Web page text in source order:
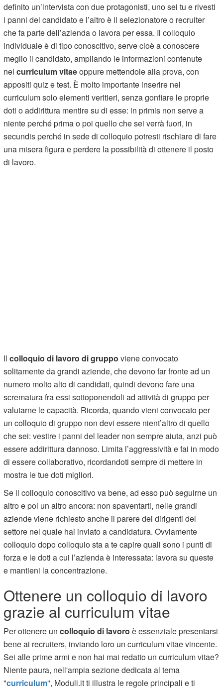
definito un’intervista con due protagonisti, uno sei tu e rivesti
i panni del candidato e l’altro è il selezionatore o recruiter
che fa parte dell’azienda o lavora per essa. Il colloquio
individuale è di tipo conoscitivo, serve cioè a conoscere
meglio il candidato, ampliando le informazioni contenute
nelcurriculum vitaeoppure mettendole alla prova, con
appositi quiz e test. È molto importante inserire nel
curriculum solo elementi veritieri, senza gonfiare le proprie
doti o addirittura mentire su di esse: in primis non serve a
niente perché prima o poi quello che sei verrà fuori, in
secundis perché in sede di colloquio potresti rischiare di fare
una misera figura e perdere la possibilità di ottenere il posto
di lavoro.
Ilcolloquio di lavoro di gruppo viene convocato
solitamente da grandi aziende, che devono far fronte ad un
numero molto alto di candidati, quindi devono fare una
scrematura fra essi sottoponendoli ad attività di gruppo per
valutarne le capacità. Ricorda, quando vieni convocato per
un colloquio di gruppo non devi essere nient’altro di quello
che sei: vestire i panni del leader non sempre aiuta, anzi può
essere addirittura dannoso. Limita l’aggressività e fai in modo
di essere collaborativo, ricordandoti sempre di mettere in
mostra le tue doti migliori.
Se il colloquio conoscitivo va bene, ad esso può seguirne un
altro e poi un altro ancora: non spaventarti, nelle grandi
aziende viene richiesto anche il parere dei dirigenti del
settore nel quale hai inviato a candidatura. Ovviamente
colloquio dopo colloquio sta a te capire quali sono i punti di
forza e le doti a cui l’azienda è interessata: lavora su queste
e mantieni la concentrazione.
Ottenere un colloquio di lavoro
grazie al curriculum vitae
Per ottenere uncolloquio di lavoro è essenziale presentarsi
bene ai recruiters, inviando loro un curriculum vitae vincente.
Sei alle prime armi e non hai mai redatto un curriculum vitae?
Niente paura, nell'ampia sezione dedicata al tema
"curriculum", Moduli.it ti illustra le regole principali e ti